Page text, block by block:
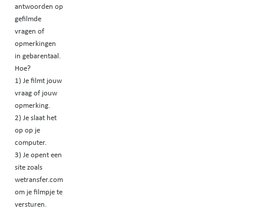
antwoorden op
gefilmde
vragen of
opmerkingen
in gebarentaal.
Hoe?
1) Je filmt jouw
vraag of jouw
opmerking.
2) Je slaat het
op op je
computer.
3) Je opent een
site zoals
wetransfer.com
om je filmpje te
versturen.